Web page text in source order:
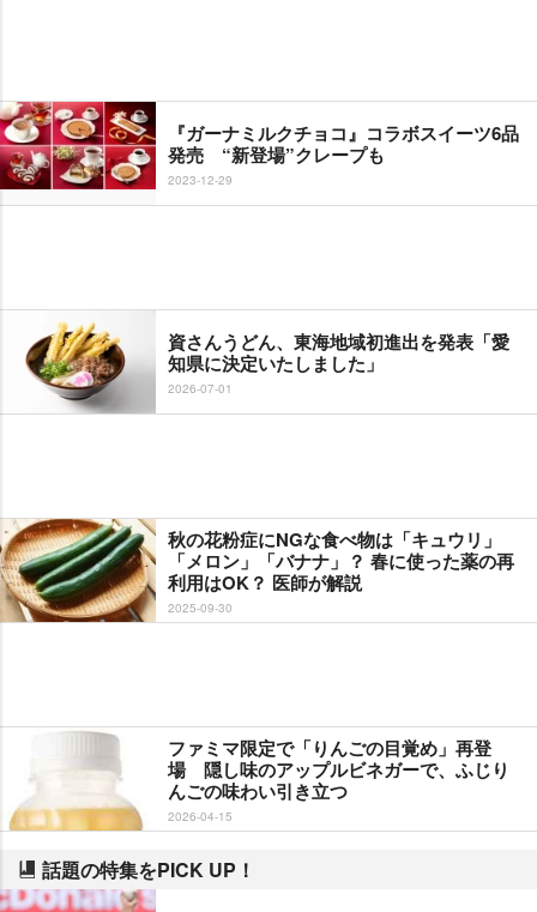
『ガーナミルクチョコ』コラボスイーツ6品
発売 “新登場”クレープも
2023-12-29
資さんうどん、東海地域初進出を発表「愛
知県に決定いたしました」
2026-07-01
秋の花粉症にNGな食べ物は「キュウリ」
「メロン」「バナナ」？ 春に使った薬の再
利用はOK？ 医師が解説
2025-09-30
ファミマ限定で「りんごの目覚め」再登
場 隠し味のアップルビネガーで、ふじり
んごの味わい引き立つ
2026-04-15
話題の特集をPICK UP！